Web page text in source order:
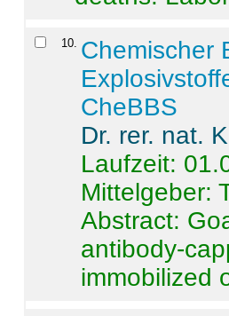
10 Chemischer
CheBBS
Dr. rer. nat.
Laufzeit:
Mittelgeber:
Abstract:
antibody-
immobilized